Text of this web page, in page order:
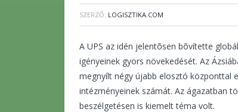
SZERZŐ: LOGISZTIKA.COM
A UPS az idén jelentõsen bõvítette
igényeinek gyors növekedését. Az
megnyílt négy újabb elosztó központtal
intézményeinek számát. Az ágazatban
beszélgetésen is kiemelt téma volt.